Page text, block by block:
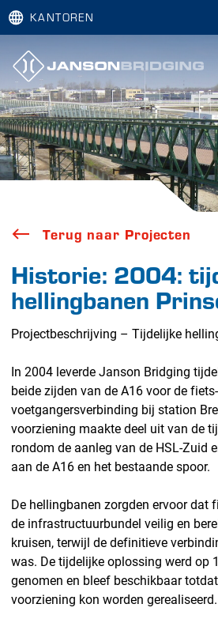
KANTOREN
Terug naar Projecten
Historie: 2004:
hellingbanen
Projectbeschrijving – Tijdelijke
In 2004 leverde Janson Bridging
beide zijden van de A16 voor de
voetgangersverbinding bij station
voorziening maakte deel uit van de
rondom de aanleg van de HSL-Zuid
aan de A16 en het bestaande spoor.
De hellingbanen zorgden ervoor dat
de infrastructuurbundel veilig en
kruisen, terwijl de definitieve
was. De tijdelijke oplossing werd op
genomen en bleef beschikbaar
voorziening kon worden gerealiseerd.